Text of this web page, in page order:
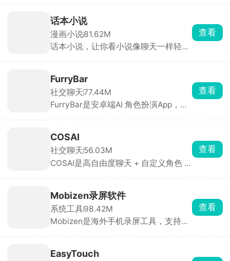
准搜漫画名字。看漫画支持开弹幕，边
看剧情和其他漫友实时吐槽互动，沉浸
感更强。看累了还可以听广播剧放松，
随时随地享受娱乐内容。
话本小说
漫画小说81.62M
话本小说，让你看小说像聊天一样轻
动。支持读者在评论区以角色身份发
言，与作者实时交流。涵盖言情、玄
幻、武侠、科幻等主流题材，同时聚焦
明星同人、影视同人等，推出专题合集
作品有效字数达1万字、累计更新7天且
日更1000字即可签约，审核通过后收
益可提现至微信。包括广告分成、打赏
分成（作者获80%）、会员订阅分成
查看
FurryBar
社交聊天77.44M
FurryBar是安卓端AI 角色扮演App，中
险，也能在社区里晒自己的绘画、兽
装、写作和梗图，整体氛围偏二次元、
偏 fur 向。适合兽圈爱好者、语C玩
家、剧本杀/跑团党、绘画写作者。喜
查看
COSAI
社交聊天56.03M
COSAI是高自由度聊天 + 自定义角色 +
语音、图片三种输入，AI 可回图片/语
音，部分角色还能发送表情包与情绪动
作。内置 100+ 立绘角色，每个角色都
有独立背景线与语音包，可自定义外
越贴合个人风格。既能 24 h 陪聊，也
查看
Mobizen录屏软件
系统工具98.42M
Mobizen是海外手机录屏工具，支持高
60帧高帧率录制，玩王者、吃鸡录制连
查看
EasyTouch